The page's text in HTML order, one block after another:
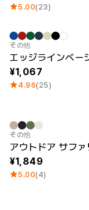
5.00(23)
その他
1,067
4.96(25)
その他
アウトドア サファ
1,849
5.00(4)